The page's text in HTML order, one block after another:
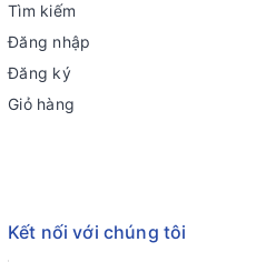
Tìm kiếm
Đăng nhập
Đăng ký
Giỏ hàng
Kết nối với chúng tôi